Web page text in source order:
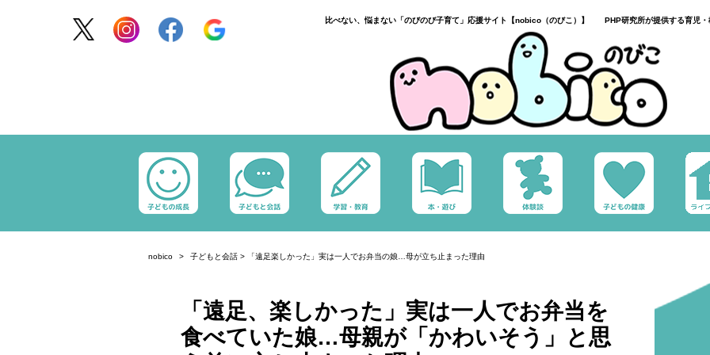
比べない、悩まない「のびのび子育て」応援サイト【nobico（のびこ）】 PHP研究所が提供する育児・
nobico 子どもと会話 > 「遠足楽しかった」実は一人でお弁当の娘…母が立ち止まった理由
「遠足、楽しかった」実は一人でお弁当を
食べていた娘…母親が「かわいそう」と思